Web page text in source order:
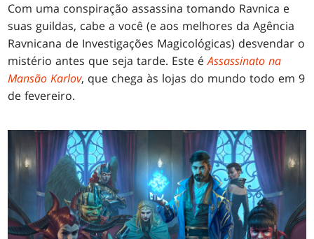
Com uma conspiração assassina tomando Ravnica e
suas guildas, cabe a você (e aos melhores da Agência
Ravnicana de Investigações Magicológicas) desvendar o
mistério antes que seja tarde. Este éAssassinato na
Mansão Karlov, que chega às lojas do mundo todo em 9
de fevereiro.